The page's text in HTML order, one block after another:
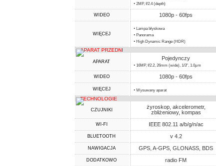
• 2MP, f/2.4 (depth)
WIDEO 1080p - 60fps
WIĘCEJ
• Lampa błyskowa
• Panorama
• High Dynamic Range (HDR)
APARAT PRZEDNI
APARAT
Pojedynczy
• 16MP, f/2.2, 26mm (wide), 1/3", 1.0µm
WIDEO 1080p - 60fps
WIĘCEJ • Wysuwany aparat
TECHNOLOGIE
CZUJNIKI
żyroskop, akcelerometr,
zbliżeniowy, kompas
WI-FI IEEE 802.11 a/b/g/n/ac
BLUETOOTH v 4.2
NAWIGACJA GPS, A-GPS, GLONASS, BDS
DODATKOWO
radio FM